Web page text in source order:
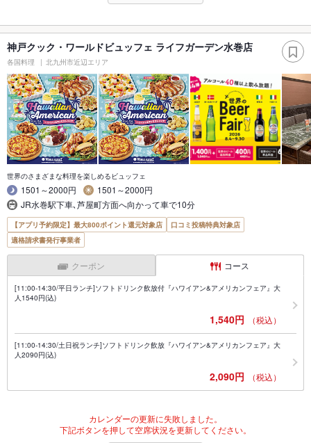
神戸クック・ワールドビュッフェ ライフガーデン水巻店
各国料理 北九州市近辺エリア
世界のさまざまな料理を楽しめるビュッフェ
1501～2000円
1501～2000円
JR水巻駅下車､芦屋町方面へ向かって車で10分
【アプリ予約限定】最大800ポイント還元対象店
口コミ投稿特典対象店
適格請求書発行事業者
クーポン コース
[11:00-14:30/平日ランチ]ソフトドリンク飲放付『ハワイアン&アメリカンフェア』大
人1540円(込)
1,540円 （税込）
[11:00-14:30/土日祝ランチ]ソフトドリンク飲放『ハワイアン&アメリカンフェア』大
人2090円(込)
2,090円 （税込）
カレンダーの更新に失敗しました。
下記ボタンを押して空席状況を更新してください。